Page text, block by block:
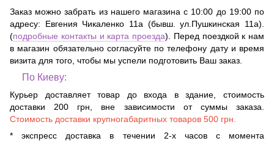
Заказ можно забрать из нашего магазина с 10:00 до 19:00 по
адресу: Евгения Чикаленко 11а (бывш. ул.Пушкинская 11а)
(подробные контакты и карта проезда). Перед поездкой к нам
в магазин обязательно согласуйте по телефону дату и время
визита для того, чтобы мы успели подготовить Ваш заказ.
По Киеву:
Курьер доставляет товар до входа в здание, стоимость
доставки 200 грн, вне зависимости от суммы заказа.
Стоимость доставки крупногабаритных товаров 500 грн.
* экспресс доставка в течении 2-х часов с момента